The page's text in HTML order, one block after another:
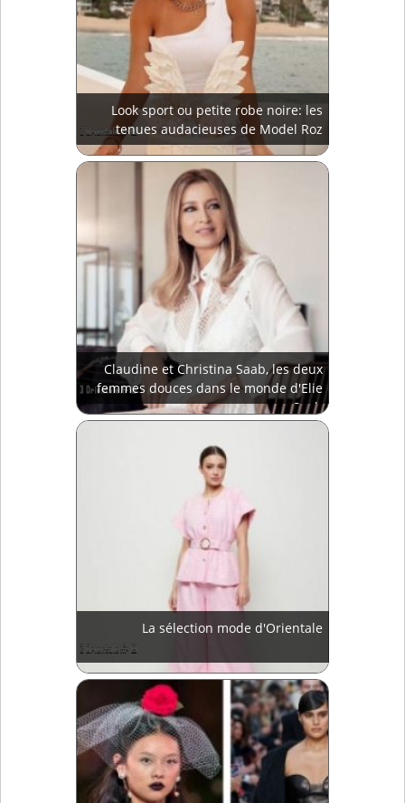
Look sport ou petite robe noire: les
tenues audacieuses de Model Roz
Claudine et Christina Saab, les deux
femmes douces dans le monde d'Elie
Saab
La sélection mode d'Orientale